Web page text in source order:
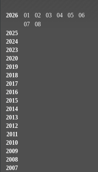
2026 01 02 03 04 05
06
07
08
2025
2024
2023
2020
2019
2018
2017
2016
2015
2014
2013
2012
2011
2010
2009
2008
2007